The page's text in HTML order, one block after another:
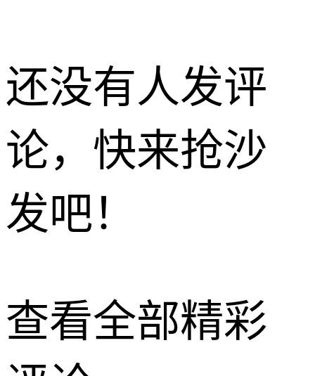
还没有人发评
论，快来抢沙
发吧！
查看全部精彩